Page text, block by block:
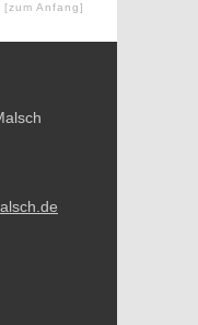
[zum Anfang]